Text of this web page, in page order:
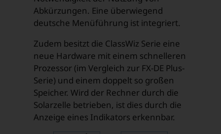
Abkürzungen. Eine überwiegend
deutsche Menüführung ist integriert.
Zudem besitzt die ClassWiz Serie eine
neue Hardware mit einem schnelleren
Prozessor (im Vergleich zur FX-DE Plus-
Serie) und einem doppelt so großen
Speicher. Wird der Rechner durch die
Solarzelle betrieben, ist dies durch die
Anzeige eines Indikators erkennbar.